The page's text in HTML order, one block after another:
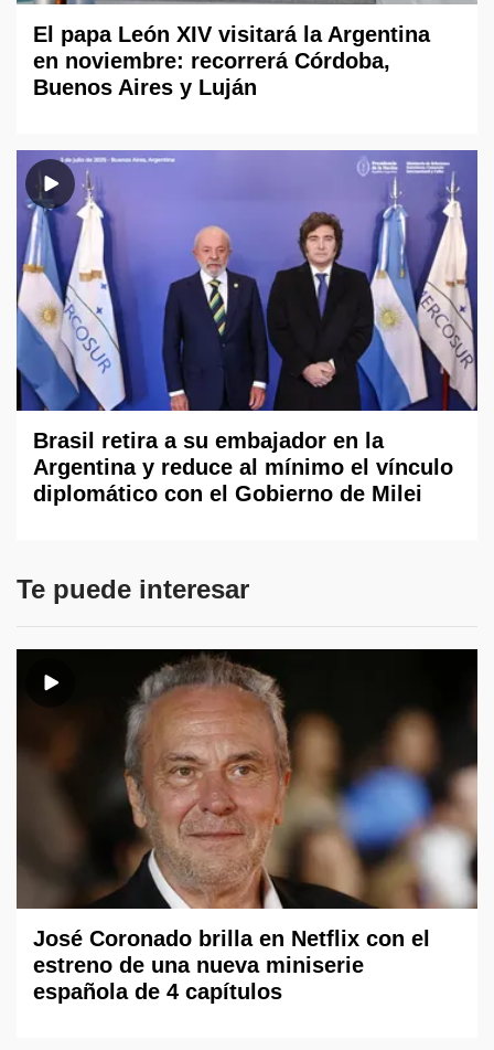
El papa León XIV visitará la Argentina
en noviembre: recorrerá Córdoba,
Buenos Aires y Luján
Brasil retira a su embajador en la
Argentina y reduce al mínimo el vínculo
diplomático con el Gobierno de Milei
Te puede interesar
José Coronado brilla en Netflix con el
estreno de una nueva miniserie
española de 4 capítulos